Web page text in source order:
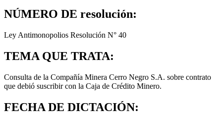
NÚMERO DE resolución:
Ley Antimonopolios Resolución N° 40
TEMA QUE TRATA:
Consulta de la Compañía Minera Cerro Negro S.A. sobre contrato
que debió suscribir con la Caja de Crédito Minero.
FECHA DE DICTACIÓN: